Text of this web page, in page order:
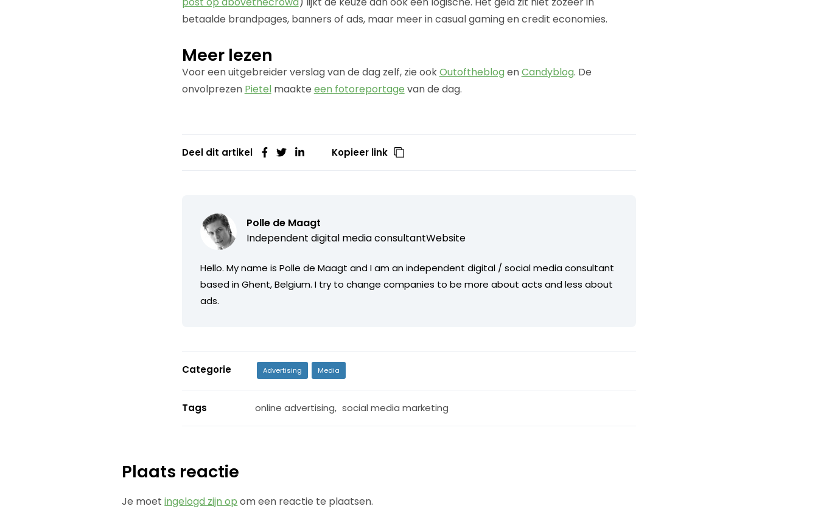
betaalde brandpages, banners of ads, maar meer in casual gaming en credit economies.
Meer lezen
Voor een uitgebreider verslag van de dag zelf, zie ookOutoftheblog enCandyblog. De
onvolprezen Pietelmaakte een fotoreportage van de dag.
Deel dit artikel Kopieer link
Polle de Maagt
Independent digital media consultantWebsite
Hello. My name is Polle de Maagt and I am an independent digital / social media consultant
based in Ghent, Belgium. I try to change companies to be more about acts and less about
ads.
Categorie Advertising Media
Tags online advertising, social media marketing
Plaats reactie
Je moetingelogd zijn op om een reactie te plaatsen.